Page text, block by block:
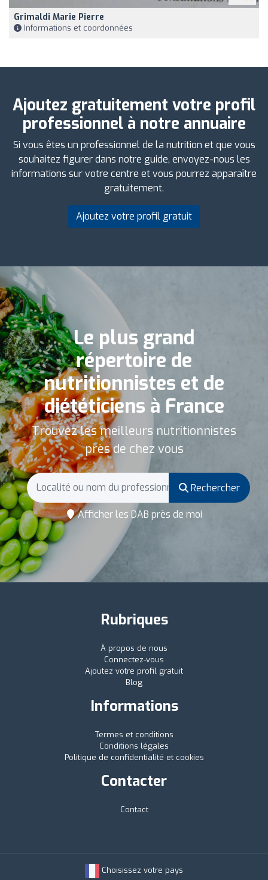
Grimaldi Marie Pierre
Informations et coordonnées
Ajoutez gratuitement votre profil
professionnel à notre annuaire
Si vous êtes un professionnel de la nutrition et que vous
souhaitez figurer dans notre guide, envoyez-nous les
informations sur votre centre et vous pourrez apparaître
gratuitement.
Ajoutez votre profil gratuit
Le plus grand
répertoire de
nutritionnistes et de
diététiciens à France
Trouvez les meilleurs nutritionnistes
près de chez vous
Rechercher
Afficher les DAB près de moi
Rubriques
À propos de nous
Connectez-vous
Ajoutez votre profil gratuit
Blog
Informations
Termes et conditions
Conditions légales
Politique de confidentialité et cookies
Contacter
Contact
Choisissez votre pays